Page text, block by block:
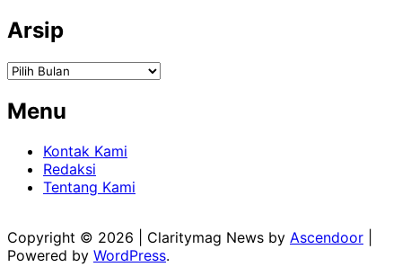
Arsip
Arsip
Menu
Kontak Kami
Redaksi
Tentang Kami
Copyright © 2026 | Claritymag News by Ascendoor
Powered by WordPress.